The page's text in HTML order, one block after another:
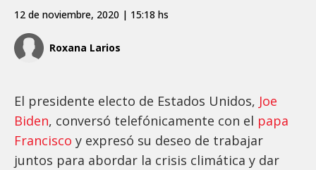
Roxana Larios
12 de noviembre, 2020 | 15:18 hs
El presidente electo de Estados Unidos, Joe
Biden, conversó telefónicamente con el papa
Francisco y expresó su deseo de trabajar
juntos para abordar la crisis climática y dar